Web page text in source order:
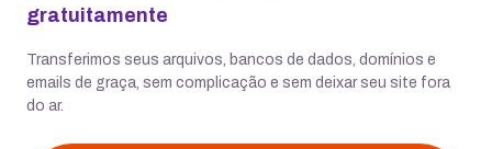
gratuitamente
Transferimos seus arquivos, bancos de dados, domínios e
emails de graça, sem complicação e sem deixar seu site fora
do ar.